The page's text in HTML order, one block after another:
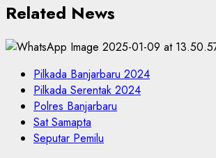
Related News
Pilkada Banjarbaru 2024
Pilkada Serentak 2024
Polres Banjarbaru
Sat Samapta
Seputar Pemilu